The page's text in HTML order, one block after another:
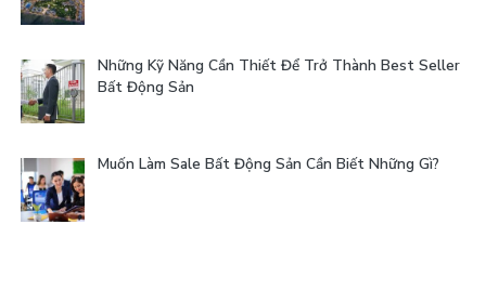
Những Kỹ Năng Cần Thiết Để Trở Thành Best Seller
Bất Động Sản
Muốn Làm Sale Bất Động Sản Cần Biết Những Gì?